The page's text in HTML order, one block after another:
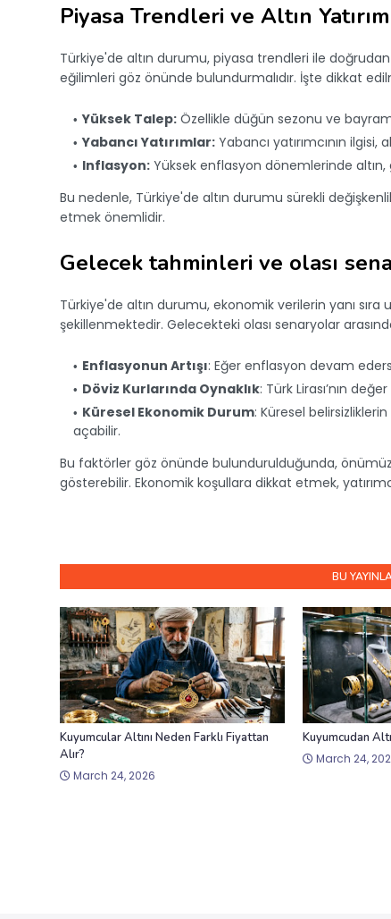
Piyasa Trendleri ve Altın
Türkiye'de altın durumu, piyasa trendleri ile doğrudan
eğilimleri göz önünde bulundurmalıdır. İşte dikkat
Yüksek Talep: Özellikle düğün sezonu ve
Yabancı Yatırımlar: Yabancı yatırımcının
Inflasyon: Yüksek enflasyon dönemlerinde altın,
Bu nedenle, Türkiye'de altın durumu sürekli
etmek önemlidir.
Gelecek tahminleri ve olası
Türkiye'de altın durumu, ekonomik verilerin yanı
şekillenmektedir. Gelecekteki olası senaryolar
Enflasyonun Artışı: Eğer enflasyon devam
Döviz Kurlarında Oynaklık: Türk Lirası’nın
Küresel Ekonomik Durum: Küresel
açabilir.
Bu faktörler göz önünde bulundurulduğunda,
gösterebilir. Ekonomik koşullara dikkat etmek,
BU
Kuyumcular Altını Neden Farklı Fiyattan
Alır?
March 24, 2026
Kuyumcudan
March 24,